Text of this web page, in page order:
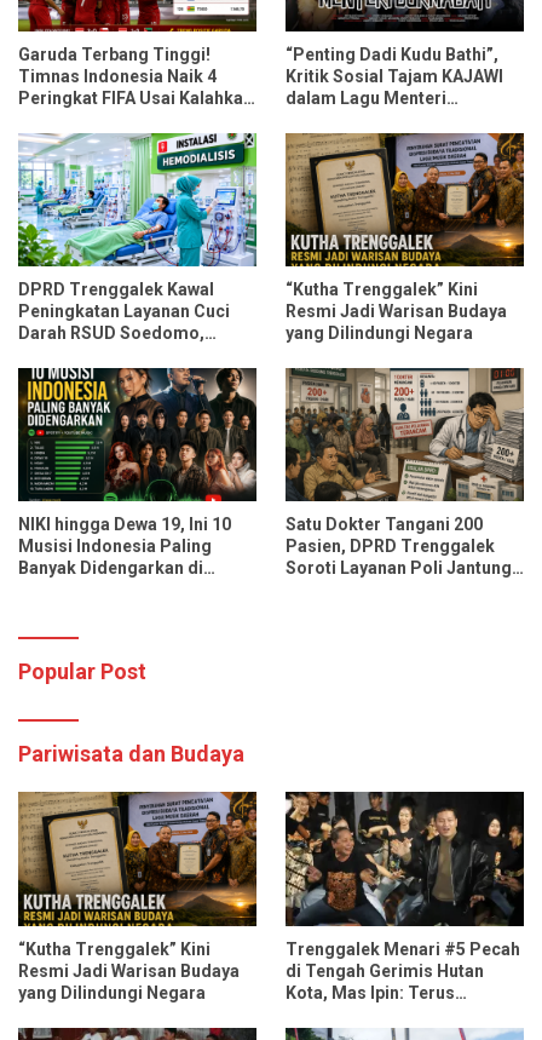
Garuda Terbang Tinggi!
Timnas Indonesia Naik 4
Peringkat FIFA Usai Kalahkan
“Penting Dadi Kudu Bathi”,
Kritik Sosial Tajam KAJAWI
dalam Lagu Menteri
DPRD Trenggalek Kawal
Peningkatan Layanan Cuci
Darah RSUD Soedomo,
Pasien Sekali Pelayanan
“Kutha Trenggalek” Kini
Resmi Jadi Warisan Budaya
yang Dilindungi Negara
NIKI hingga Dewa 19, Ini 10
Musisi Indonesia Paling
Banyak Didengarkan di
Satu Dokter Tangani 200
Pasien, DPRD Trenggalek
Soroti Layanan Poli Jantung
Popular Post
Pariwisata dan Budaya
“Kutha Trenggalek” Kini
Resmi Jadi Warisan Budaya
yang Dilindungi Negara
Trenggalek Menari #5 Pecah
di Tengah Gerimis Hutan
Kota, Mas Ipin: Terus